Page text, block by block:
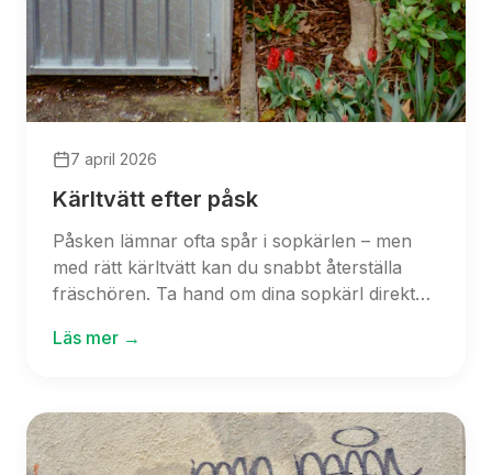
7 april 2026
Kärltvätt efter påsk
Påsken lämnar ofta spår i sopkärlen – men
med rätt kärltvätt kan du snabbt återställa
fräschören. Ta hand om dina sopkärl direkt
miljö när våren tar fart.
Läs mer →